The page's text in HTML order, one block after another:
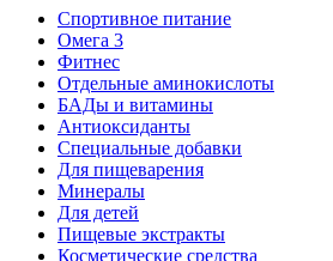
Спортивное питание
Омега 3
Фитнес
Отдельные аминокислоты
БАДы и витамины
Антиоксиданты
Специальные добавки
Для пищеварения
Минералы
Для детей
Пищевые экстракты
Косметические средства